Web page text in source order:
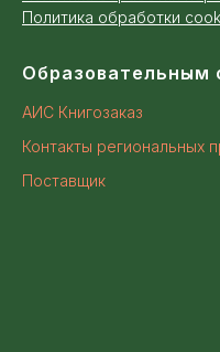
Политика обработки
Образовательным
АИС Книгозаказ
Контакты региональных
Поставщик